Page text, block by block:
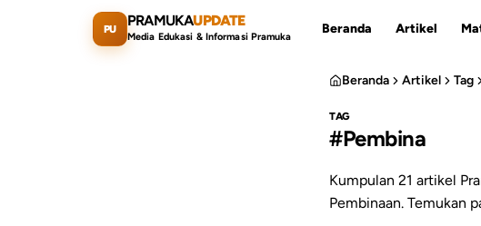
Lewati ke konten utama
PU PRAMUKAUPDATE
Media Edukasi & Informasi Pramuka
Beranda Artikel
Beranda Artikel Tag
TAG
#Pembina
Kumpulan 21 artikel
Pembinaan. Temukan